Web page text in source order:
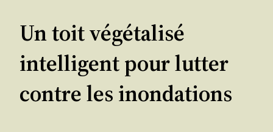
Un toit végétalisé
intelligent pour lutter
contre les inondations